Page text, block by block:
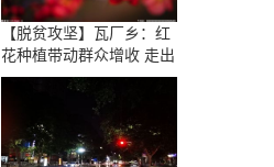
【脱贫攻坚】瓦厂乡：红
花种植带动群众增收 走出
产业发展新路子